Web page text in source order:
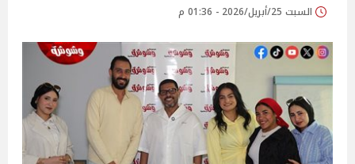
السبت 25/أبريل/2026 - 01:36 م